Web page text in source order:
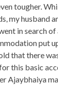
tougher.
my husband
in search
put
that there
this basic
Ajaybhaiya